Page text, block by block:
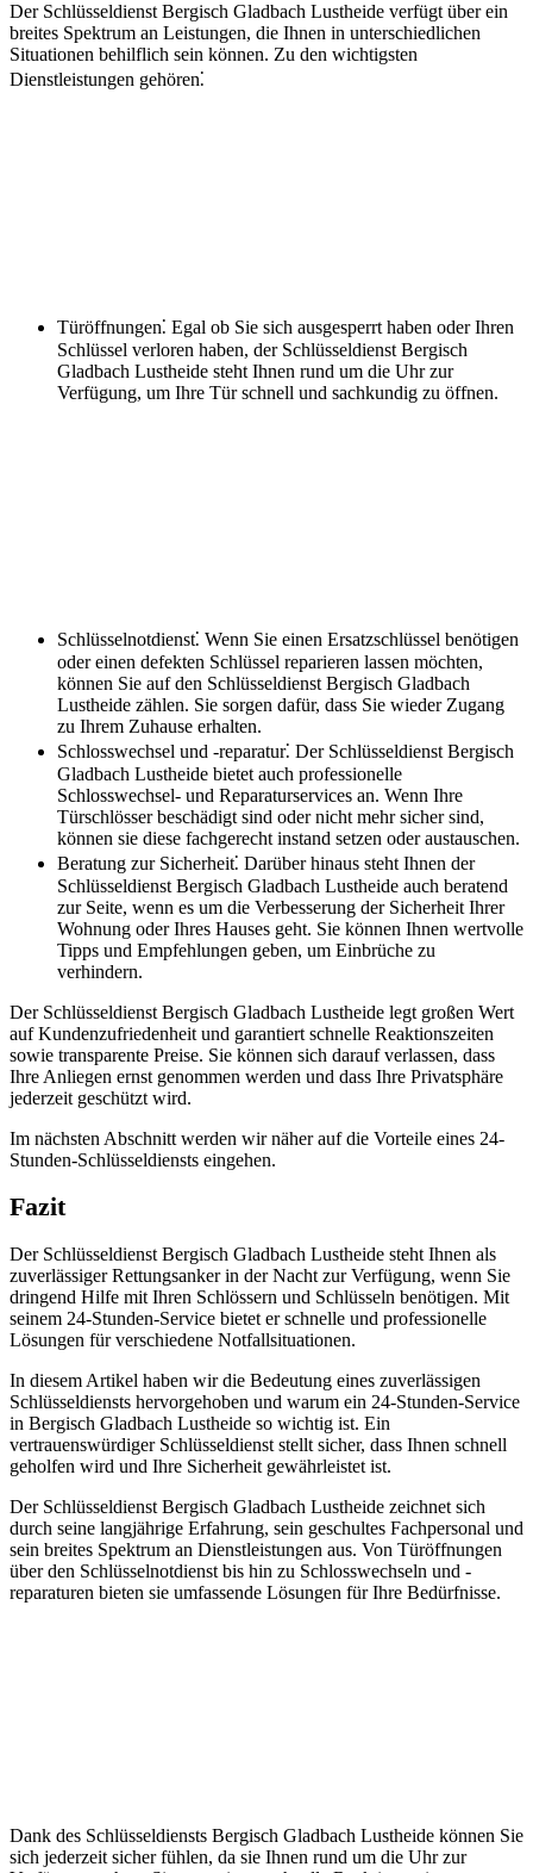
Der Schlüsseldienst Bergisch Gladbach Lustheide verfügt über ein
breites Spektrum an Leistungen, die Ihnen in unterschiedlichen
Situationen behilflich sein können.​ Zu den wichtigsten
Dienstleistungen gehören⁚
Türöffnungen⁚ Egal ob Sie sich ausgesperrt haben oder Ihren
Schlüssel verloren haben, der Schlüsseldienst Bergisch
Gladbach Lustheide steht Ihnen rund um die Uhr zur
Verfügung, um Ihre Tür schnell und sachkundig zu öffnen.​
Schlüsselnotdienst⁚ Wenn Sie einen Ersatzschlüssel benötigen
oder einen defekten Schlüssel reparieren lassen möchten,
können Sie auf den Schlüsseldienst Bergisch Gladbach
Lustheide zählen.​ Sie sorgen dafür, dass Sie wieder Zugang
zu Ihrem Zuhause erhalten.
Schlosswechsel und -reparatur⁚ Der Schlüsseldienst Bergisch
Gladbach Lustheide bietet auch professionelle
Schlosswechsel- und Reparaturservices an.​ Wenn Ihre
Türschlösser beschädigt sind oder nicht mehr sicher sind,
können sie diese fachgerecht instand setzen oder austauschen.​
Beratung zur Sicherheit⁚ Darüber hinaus steht Ihnen der
Schlüsseldienst Bergisch Gladbach Lustheide auch beratend
zur Seite, wenn es um die Verbesserung der Sicherheit Ihrer
Wohnung oder Ihres Hauses geht.​ Sie können Ihnen wertvolle
Tipps und Empfehlungen geben, um Einbrüche zu
verhindern.​
Der Schlüsseldienst Bergisch Gladbach Lustheide legt großen Wert
auf Kundenzufriedenheit und garantiert schnelle Reaktionszeiten
sowie transparente Preise. Sie können sich darauf verlassen, dass
Ihre Anliegen ernst genommen werden und dass Ihre Privatsphäre
jederzeit geschützt wird.​
Im nächsten Abschnitt werden wir näher auf die Vorteile eines 24-
Stunden-Schlüsseldiensts eingehen.​
Fazit
Der Schlüsseldienst Bergisch Gladbach Lustheide steht Ihnen als
zuverlässiger Rettungsanker in der Nacht zur Verfügung, wenn Sie
dringend Hilfe mit Ihren Schlössern und Schlüsseln benötigen.​ Mit
seinem 24-Stunden-Service bietet er schnelle und professionelle
Lösungen für verschiedene Notfallsituationen.​
In diesem Artikel haben wir die Bedeutung eines zuverlässigen
Schlüsseldiensts hervorgehoben und warum ein 24-Stunden-Service
in Bergisch Gladbach Lustheide so wichtig ist.​ Ein
vertrauenswürdiger Schlüsseldienst stellt sicher, dass Ihnen schnell
geholfen wird und Ihre Sicherheit gewährleistet ist.
Der Schlüsseldienst Bergisch Gladbach Lustheide zeichnet sich
durch seine langjährige Erfahrung, sein geschultes Fachpersonal und
sein breites Spektrum an Dienstleistungen aus. Von Türöffnungen
über den Schlüsselnotdienst bis hin zu Schlosswechseln und -
reparaturen bieten sie umfassende Lösungen für Ihre Bedürfnisse.​
Dank des Schlüsseldiensts Bergisch Gladbach Lustheide können Sie
sich jederzeit sicher fühlen, da sie Ihnen rund um die Uhr zur